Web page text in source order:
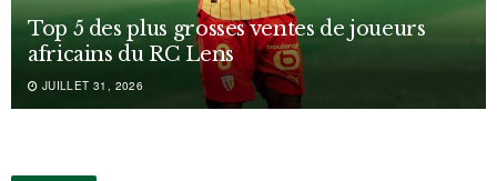
Top 5 des plus grosses ventes de joueurs
africains du RC Lens
JUILLET 31, 2026